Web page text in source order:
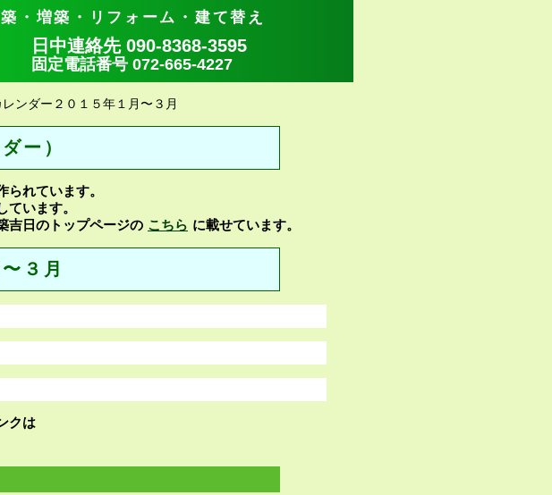
・増築・リフォーム・建て替え
固定電話番号 072-665-4227
日中連絡先 090-8368-3595
ンダー２０１５年１月〜３月
ー）
れています。
います。
吉日のトップページの こちら に載せています。
３月
クは